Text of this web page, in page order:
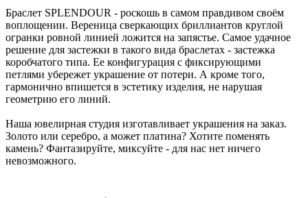
Браслет SPLENDOUR - роскошь в самом правдивом своём
воплощении. Вереница сверкающих бриллиантов круглой
огранки ровной линией ложится на запястье. Самое удачное
решение для застежки в такого вида браслетах - застежка
коробчатого типа. Ее конфигурация с фиксирующими
петлями убережет украшение от потери. А кроме того,
гармонично впишется в эстетику изделия, не нарушая
геометрию его линий.
Наша ювелирная студия изготавливает украшения на заказ.
Золото или серебро, а может платина? Хотите поменять
камень? Фантазируйте, миксуйте - для нас нет ничего
невозможного.